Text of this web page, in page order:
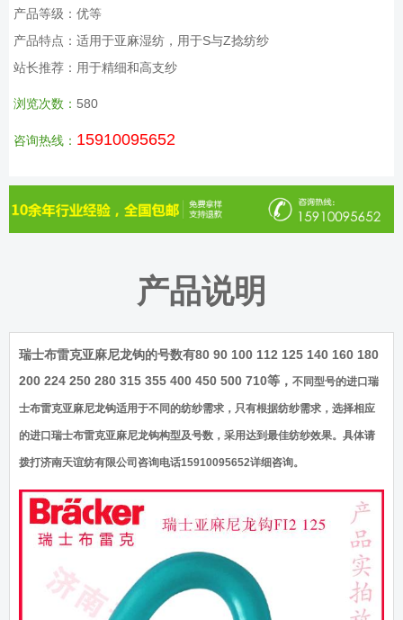
产品等级：优等
产品特点：适用于亚麻湿纺，用于S与Z捻纺纱
站长推荐：用于精细和高支纱
浏览次数： 580
咨询热线： 15910095652
产品说明
瑞士布雷克亚麻尼龙钩的号数有80 90 100 112 125 140 160 180
200 224 250 280 315 355 400 450 500 710等， 不同型号的进口瑞
士布雷克亚麻尼龙钩适用于不同的纺纱需求，只有根据纺纱需求，选择相应
的进口瑞士布雷克亚麻尼龙钩构型及号数，采用达到最佳纺纱效果。具体请
拨打济南天谊纺有限公司咨询电话15910095652详细咨询。